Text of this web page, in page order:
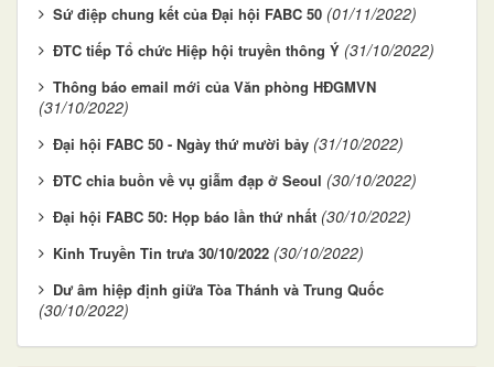
Sứ điệp chung kết của Đại hội FABC 50 (01/11/2022)
ĐTC tiếp Tổ chức Hiệp hội truyền thông Ý (31/10/2022)
Thông báo email mới của Văn phòng HĐGMVN
(31/10/2022)
Đại hội FABC 50 - Ngày thứ mười bảy (31/10/2022)
ĐTC chia buồn về vụ giẫm đạp ở Seoul (30/10/2022)
Đại hội FABC 50: Họp báo lần thứ nhất (30/10/2022)
Kinh Truyền Tin trưa 30/10/2022 (30/10/2022)
Dư âm hiệp định giữa Tòa Thánh và Trung Quốc
(30/10/2022)